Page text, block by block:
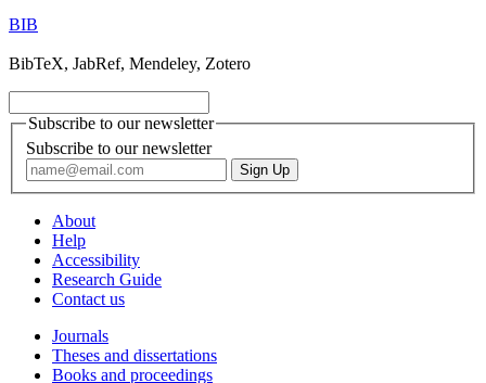
BIB
BibTeX, JabRef, Mendeley, Zotero
Subscribe to our newsletter
Subscribe to our newsletter
About
Help
Accessibility
Research Guide
Contact us
Journals
Theses and dissertations
Books and proceedings